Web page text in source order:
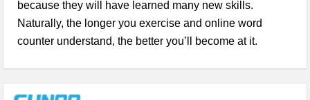
because they will have learned many new skills.
Naturally, the longer you exercise andonline word
counter understand, the better you’ll become at it.